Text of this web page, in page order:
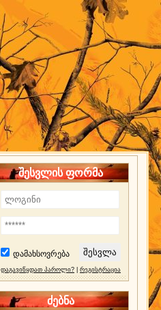
შესვლის ფორმა
დამახსოვრება
დაგავიწყდათ პაროლი? რეგისტრაცია
ძებნა